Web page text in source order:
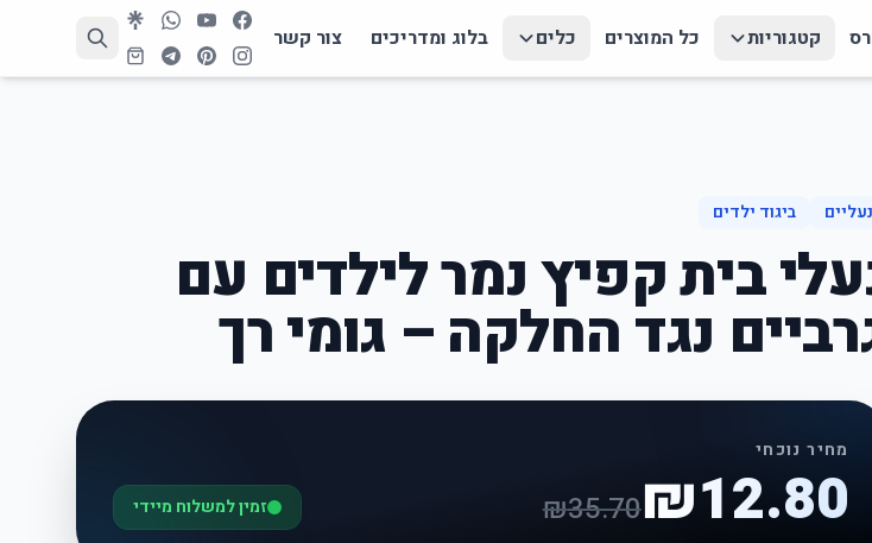
קטגוריות כל המוצרים כלים בלוג ומדריכים צור קשר
נעליים ביגוד ילדים
בית קפיץ נמר לילדים עם
נגד החלקה – גומי רך
מחיר נוכחי
₪12.80
₪35.70 זמין למשלוח מיידי